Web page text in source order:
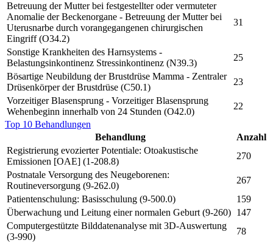
Betreuung der Mutter bei festgestellter oder vermuteter
Anomalie der Beckenorgane - Betreuung der Mutter bei
Uterusnarbe durch vorangegangenen chirurgischen
Eingriff (O34.2)
31
Sonstige Krankheiten des Harnsystems -
Belastungsinkontinenz Stressinkontinenz (N39.3)
25
Bösartige Neubildung der Brustdrüse Mamma - Zentraler
Drüsenkörper der Brustdrüse (C50.1)
23
Vorzeitiger Blasensprung - Vorzeitiger Blasensprung
Wehenbeginn innerhalb von 24 Stunden (O42.0)
22
Top 10 Behandlungen
Behandlung
Anzahl
Registrierung evozierter Potentiale: Otoakustische
Emissionen [OAE] (1-208.8)
270
Postnatale Versorgung des Neugeborenen:
Routineversorgung (9-262.0)
267
Patientenschulung: Basisschulung (9-500.0)
159
Überwachung und Leitung einer normalen Geburt (9-260) 147
Computergestützte Bilddatenanalyse mit 3D-Auswertung
(3-990)
78